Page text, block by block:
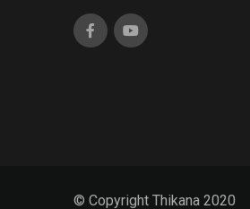
© Copyright Thikana 2020